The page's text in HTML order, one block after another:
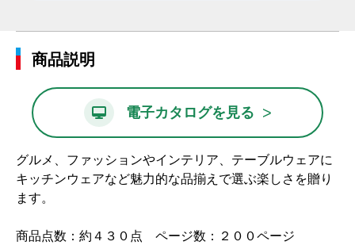
商品説明
電子カタログを見る >
グルメ、ファッションやインテリア、テーブルウェアに
キッチンウェアなど魅力的な品揃えで選ぶ楽しさを贈り
ます。
商品点数：約４３０点 ページ数：２００ページ